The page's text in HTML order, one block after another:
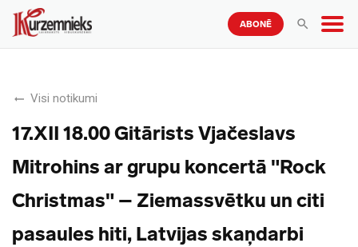
ABONĒ
Visi notikumi
17.XII 18.00 Gitārists Vjačeslavs
Mitrohins ar grupu koncertā "Rock
Christmas" – Ziemassvētku un citi
pasaules hiti, Latvijas skaņdarbi